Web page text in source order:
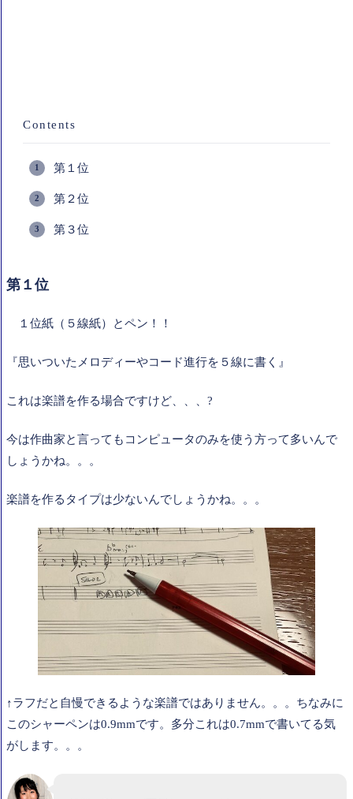
Contents
第１位
第２位
第３位
第１位
１位紙（５線紙）とペン！！
『思いついたメロディーやコード進行を５線に書く』
これは楽譜を作る場合ですけど、、、?
今は作曲家と言ってもコンピュータのみを使う方って多いんで
しょうかね。。。
楽譜を作るタイプは少ないんでしょうかね。。。
↑ラフだと自慢できるような楽譜ではありません。。。ちなみに
このシャーペンは0.9mmです。多分これは0.7mmで書いてる気
がします。。。